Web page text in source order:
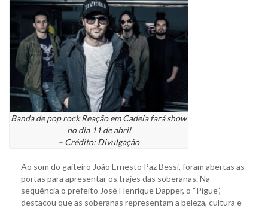
Banda de pop rock Reação em Cadeia fará show
no dia 11 de abril
– Crédito: Divulgação
Ao som do gaiteiro João Ernesto Paz Bessi, foram abertas as
portas para apresentar os trajes das soberanas. Na
sequência o prefeito José Henrique Dapper, o “Pigue”,
destacou que as soberanas representam a beleza, cultura e